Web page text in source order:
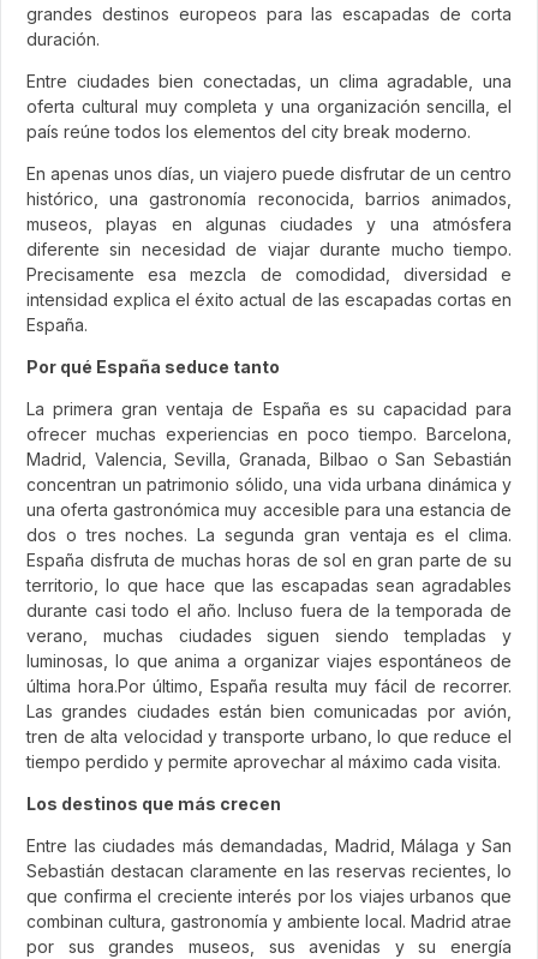
grandes destinos europeos para las escapadas de corta
duración.
Entre ciudades bien conectadas, un clima agradable, una
oferta cultural muy completa y una organización sencilla, el
país reúne todos los elementos del city break moderno.
En apenas unos días, un viajero puede disfrutar de un centro
histórico, una gastronomía reconocida, barrios animados,
museos, playas en algunas ciudades y una atmósfera
diferente sin necesidad de viajar durante mucho tiempo.
Precisamente esa mezcla de comodidad, diversidad e
intensidad explica el éxito actual de las escapadas cortas en
España.
Por qué España seduce tanto
La primera gran ventaja de España es su capacidad para
ofrecer muchas experiencias en poco tiempo. Barcelona,
Madrid, Valencia, Sevilla, Granada, Bilbao o San Sebastián
concentran un patrimonio sólido, una vida urbana dinámica y
una oferta gastronómica muy accesible para una estancia de
dos o tres noches. La segunda gran ventaja es el clima.
España disfruta de muchas horas de sol en gran parte de su
territorio, lo que hace que las escapadas sean agradables
durante casi todo el año. Incluso fuera de la temporada de
verano, muchas ciudades siguen siendo templadas y
luminosas, lo que anima a organizar viajes espontáneos de
última hora.Por último, España resulta muy fácil de recorrer.
Las grandes ciudades están bien comunicadas por avión,
tren de alta velocidad y transporte urbano, lo que reduce el
tiempo perdido y permite aprovechar al máximo cada visita.
Los destinos que más crecen
Entre las ciudades más demandadas, Madrid, Málaga y San
Sebastián destacan claramente en las reservas recientes, lo
que confirma el creciente interés por los viajes urbanos que
combinan cultura, gastronomía y ambiente local. Madrid atrae
por sus grandes museos, sus avenidas y su energía